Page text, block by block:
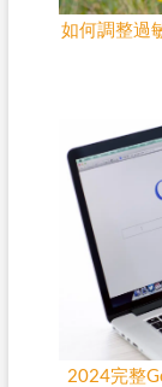
如何調整過
2024完整